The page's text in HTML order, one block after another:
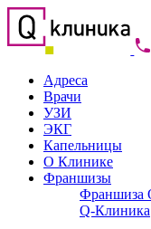
Адреса
Врачи
УЗИ
ЭКГ
Капельницы
О Клинике
Франшизы
Франшиза
Q-Клиника